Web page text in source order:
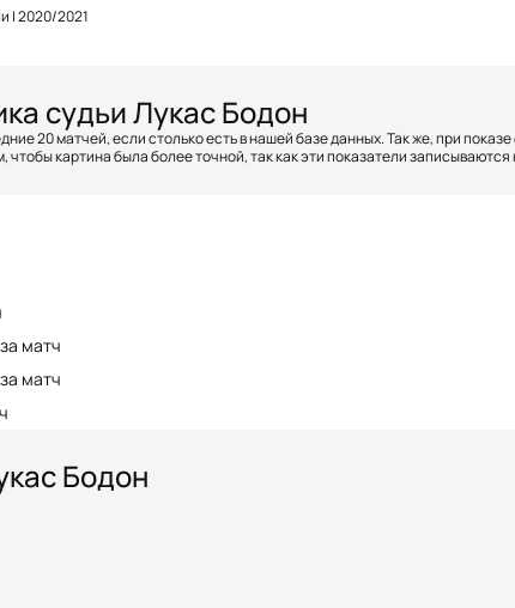
| 2020/2021
судьи Лукас Бодон
20 матчей, если столько есть в нашей базе данных. Так же, при
картина была более точной, так как эти показатели записываются
матч
матч
Бодон